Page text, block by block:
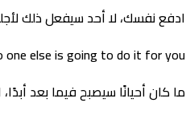
ادفع نفسك، لا أحد سيفعل ذلك
one else is going to do it for you
ما كان أحيانًا سيصبح فيما بعد